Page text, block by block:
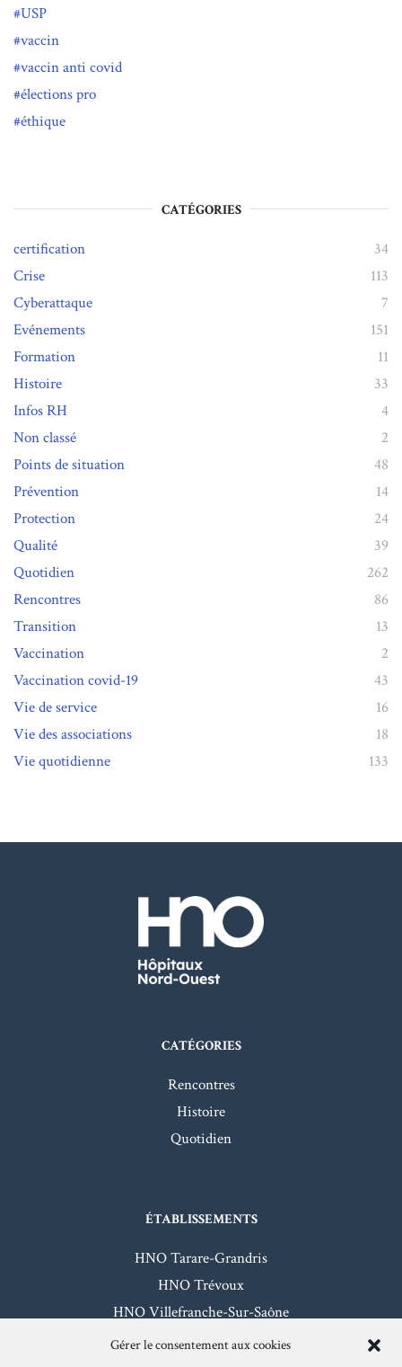
Gérer le consentement aux cookies
USP
vaccin
vaccin anti covid
élections pro
éthique
CATÉGORIES
certification
34
Crise
113
Cyberattaque
7
Evénements
151
Formation
11
Histoire
33
Infos RH
4
Non classé
2
Points de situation
48
Prévention
14
Protection
24
Qualité
39
Quotidien
262
Rencontres
86
Transition
13
Vaccination
2
Vaccination covid-19
43
Vie de service
16
Vie des associations
18
Vie quotidienne
133
CATÉGORIES
Rencontres
Histoire
Quotidien
ÉTABLISSEMENTS
HNO Tarare-Grandris
HNO Trévoux
HNO Villefranche-Sur-Saône
HNO Beaujeu-Belleville